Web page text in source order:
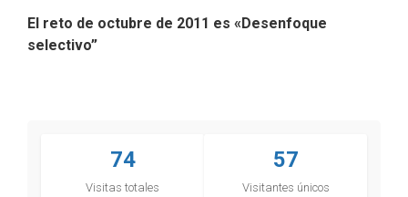
El reto de octubre de 2011 es «Desenfoque
selectivo”
74
Visitas totales
57
Visitantes únicos